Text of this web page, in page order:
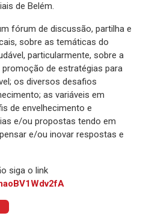
de Belém.
fórum de discussão, partilha e
sobre as temáticas do
particularmente, sobre a
de estratégias para
os diversos desafios
as variáveis em
de envelhecimento e
e/ou propostas tendo em
e/ou inovar respostas e
siga o link